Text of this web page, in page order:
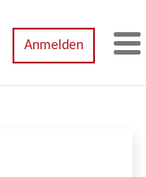
Anmelden